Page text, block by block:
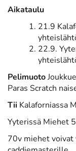
Aikataulu
21.9
22.9.
Pelimuoto
Paras Scratch
Tii Kalaforniassa
Yyterissä Miehet
70v miehet voivat